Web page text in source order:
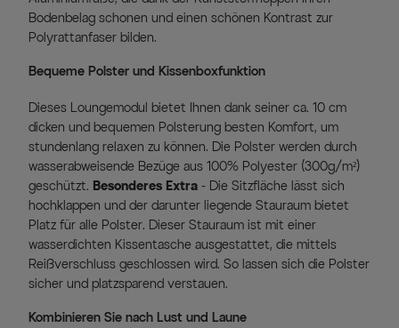
Bodenbelag schonen und einen schönen Kontrast zur
Polyrattanfaser bilden.
Bequeme Polster und Kissenboxfunktion
Dieses Loungemodul bietet Ihnen dank seiner ca. 10 cm
dicken und bequemen Polsterung besten Komfort, um
stundenlang relaxen zu können. Die Polster werden durch
wasserabweisende Bezüge aus 100% Polyester (300g/m²)
geschützt. Besonderes Extra - Die Sitzfläche lässt sich
hochklappen und der darunter liegende Stauraum bietet
Platz für alle Polster. Dieser Stauraum ist mit einer
wasserdichten Kissentasche ausgestattet, die mittels
Reißverschluss geschlossen wird. So lassen sich die Polster
sicher und platzsparend verstauen.
Kombinieren Sie nach Lust und Laune